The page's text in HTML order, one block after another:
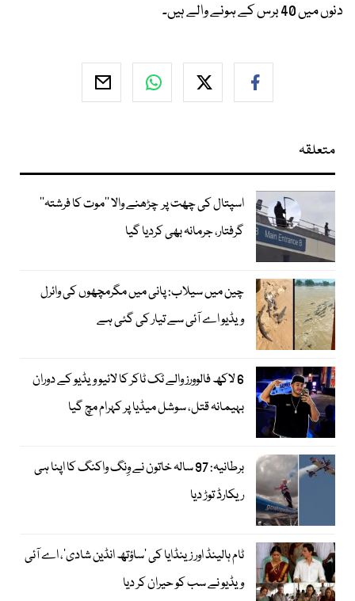
دنوں میں 40 برس کے ہونے والے ہیں۔
متعلقہ
اسپتال کی چھت پر چڑھنے والا ’’موت کا فرشتہ‘‘
گرفتار، جرمانہ بھی کردیا گیا
چین میں سیلاب: پانی میں مگرمچھوں کی وائرل
ویڈیو اے آئی سے تیار کی گئی ہے
6 لاکھ فالوورز والے ٹک ٹاکر کا لائیو ویڈیو کے دوران
بہیمانہ قتل، سوشل میڈیا پر کہرام مچ گیا
برطانیہ: 97 سالہ خاتون نے وِنگ واکنگ کا اپنا ہی
ریکارڈ توڑ دیا
ٹام ہالینڈ اور زینڈایا کی ’ساؤتھ انڈین شادی‘، اے آئی
ویڈیو نے سب کو حیران کر دیا